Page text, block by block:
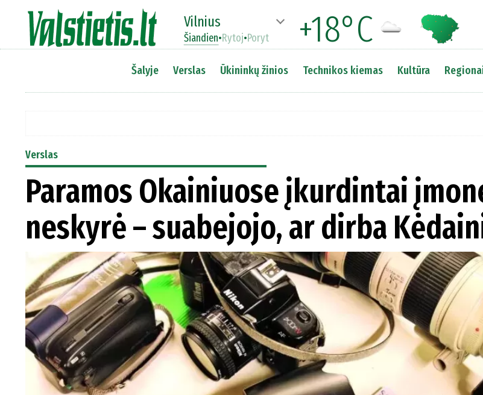
Vilnius +18°C
Šiandien•Rytoj•Poryt
Šalyje Verslas Ūkininkų žinios Technikos kiemas Kultūra
Verslas
Paramos Okainiuose įkurdintai
neskyrė – suabejojo, ar dirba